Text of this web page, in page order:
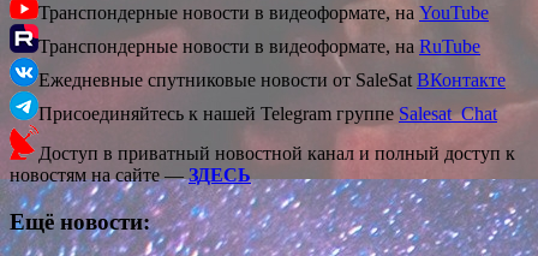
Транспондерные новости в видеоформате, на YouTube
Транспондерные новости в видеоформате, на RuTube
Ежедневные спутниковые новости от SaleSat ВКонтакте
Присоединяйтесь к нашей Telegram группе Salesat_Chat
Доступ в приватный новостной канал и полный доступ к
новостям на сайте —ЗДЕСЬ
Ещё новости: